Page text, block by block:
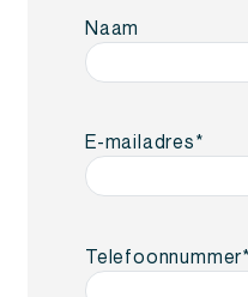
Naam
E-mailadres*
Telefoonnummer*